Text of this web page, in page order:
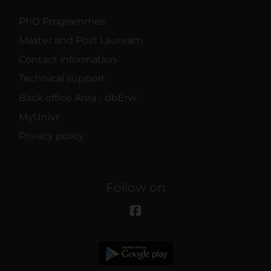
PhD Programmes
Master and Post Lauream
Contact information
Technical support
Back office Area - dbErw
MyUnivr
Privacy policy
Follow on